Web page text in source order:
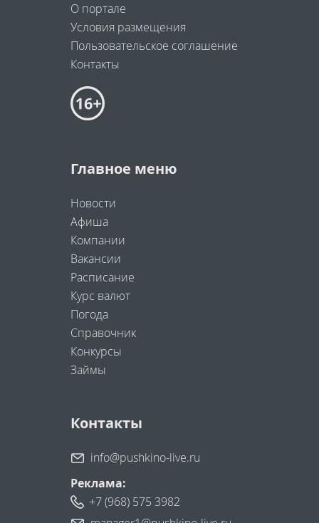
О портале
Условия размещения
Пользовательское соглашение
Контакты
Главное меню
Новости
Афиша
Компании
Вакансии
Расписание
Курс валют
Погода
Справочник
Конкурсы
Займы
Контакты
info@pushkino-live.ru
Реклама:
+7 (968) 575 3982